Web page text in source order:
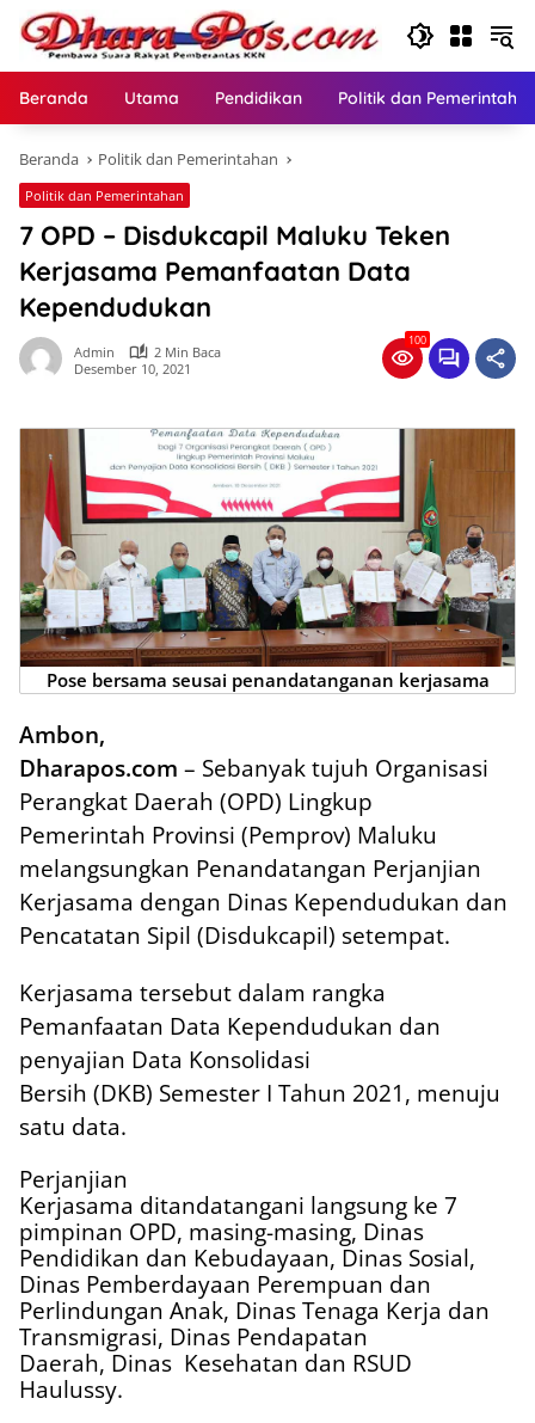
Langsung
konten
Beranda Utama Pendidikan Politik dan
Beranda Politik dan Pemerintahan
Politik dan Pemerintahan
7 OPD – Disdukcapil Maluku Teken
Kerjasama Pemanfaatan Data
Kependudukan
Admin
2 Min Baca
Desember 10, 2021
100
Pose bersama seusai penandatanganan kerjasama
Ambon,
Dharapos.com – Sebanyak tujuh Organisasi
Perangkat Daerah (OPD) Lingkup
Pemerintah Provinsi (Pemprov) Maluku
melangsungkan Penandatangan Perjanjian
Kerjasama dengan Dinas Kependudukan dan
Pencatatan Sipil (Disdukcapil) setempat.
Kerjasama tersebut dalam rangka
Pemanfaatan Data Kependudukan dan
penyajian Data Konsolidasi
Bersih (DKB) Semester I Tahun 2021, menuju
satu data.
Perjanjian
Kerjasama ditandatangani langsung ke 7
pimpinan OPD, masing-masing, Dinas
Pendidikan dan Kebudayaan, Dinas Sosial,
Dinas Pemberdayaan Perempuan dan
Perlindungan Anak, Dinas Tenaga Kerja dan
Transmigrasi, Dinas Pendapatan
Daerah, Dinas Kesehatan dan RSUD
Haulussy.